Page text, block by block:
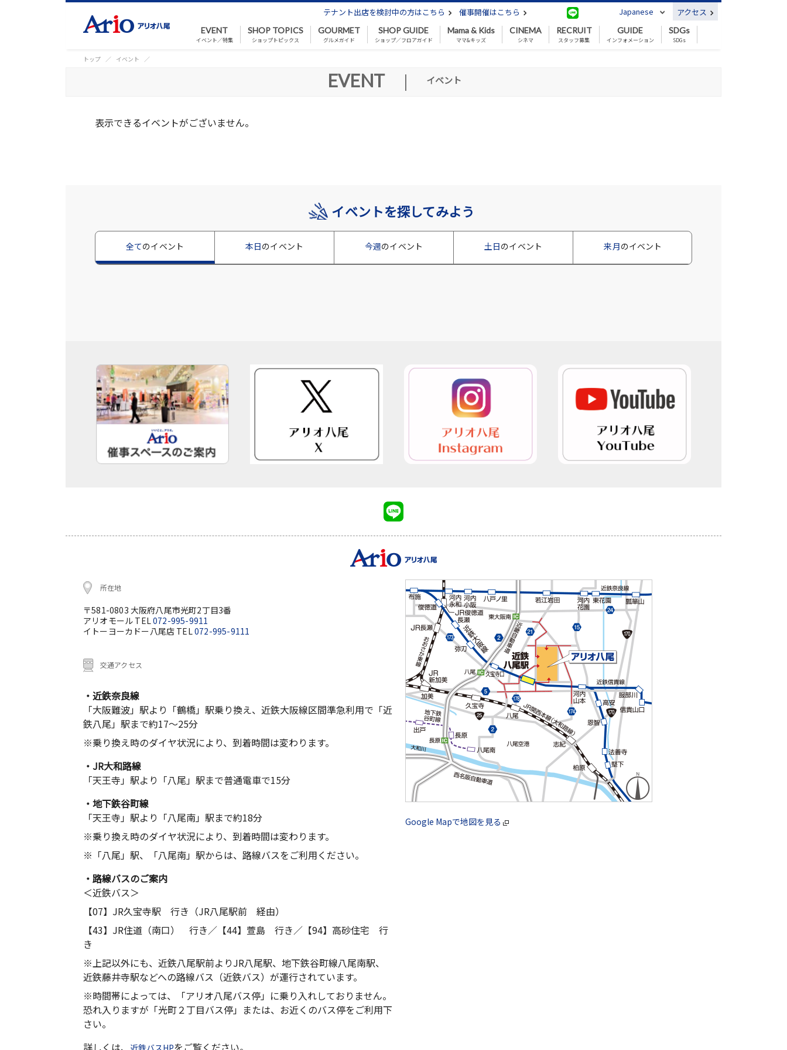
テナント出店を検討中の方はこちら 催事開催はこちら Japanese アクセス
EVENT
イベント／特集
SHOP TOPICS
ショップトピックス
GOURMET
グルメガイド
SHOP GUIDE
ショップ／フロアガイド
Mama & Kids
ママ&キッズ
CINEMA
シネマ
RECRUIT
スタッフ募集
GUIDE
インフォメーション
SDGs
SDGs
トップ イベント
EVENT | イベント
表示できるイベントがございません。
イベントを探してみよう
全てのイベント 本日のイベント 今週のイベント 土日のイベント 来月のイベント
所在地
〒581-0803 大阪府八尾市光町2丁目3番
アリオモール TEL072-995-9911
イトーヨーカドー八尾店 TEL072-995-9111
交通アクセス
・近鉄奈良線
「大阪難波」駅より「鶴橋」駅乗り換え、近鉄大阪線区間準急利用で「近
鉄八尾」駅まで約17～25分
※乗り換え時のダイヤ状況により、到着時間は変わります。
・JR大和路線
「天王寺」駅より「八尾」駅まで普通電車で15分
・地下鉄谷町線
「天王寺」駅より「八尾南」駅まで約18分
※乗り換え時のダイヤ状況により、到着時間は変わります。
※「八尾」駅、「八尾南」駅からは、路線バスをご利用ください。
・路線バスのご案内
＜近鉄バス＞
【07】JR久宝寺駅 行き（JR八尾駅前 経由）
【43】JR住道（南口） 行き／【44】萱島 行き／【94】高砂住宅 行
き
※上記以外にも、近鉄八尾駅前よりJR八尾駅、地下鉄谷町線八尾南駅、
近鉄藤井寺駅などへの路線バス（近鉄バス）が運行されています。
※時間帯によっては、「アリオ八尾バス停」に乗り入れしておりません。
恐れ入りますが「光町２丁目バス停」または、お近くのバス停をご利用下
さい。
詳しくは、 近鉄バスHPをご覧ください。
Google Mapで地図を見る